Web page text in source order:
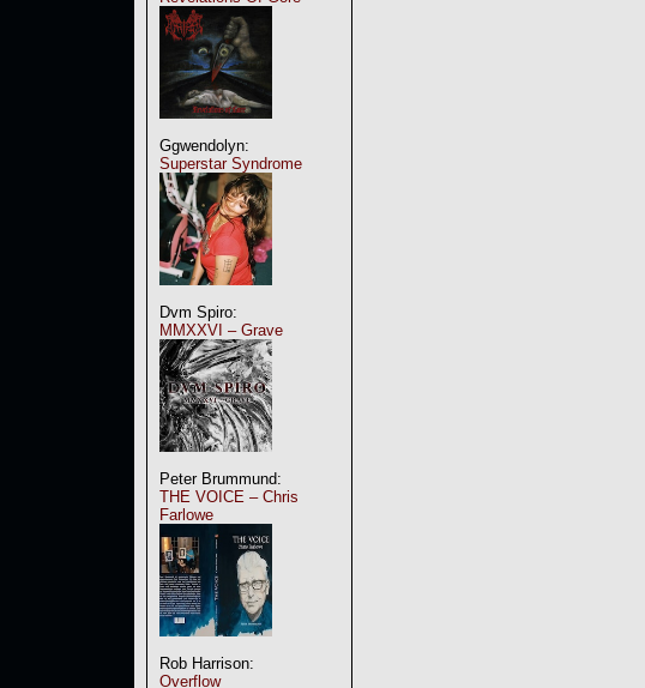
Ggwendolyn:
Superstar Syndrome
Dvm Spiro:
MMXXVI – Grave
Peter Brummund:
THE VOICE – Chris
Farlowe
Rob Harrison:
Overflow